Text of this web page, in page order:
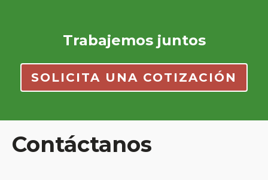
Trabajemos juntos
SOLICITA UNA COTIZACIÓN
Contáctanos